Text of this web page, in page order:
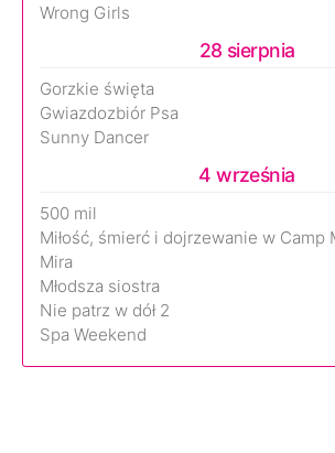
Wrong Girls
28 sierpnia
Gorzkie święta
Gwiazdozbiór Psa
Sunny Dancer
4 września
500 mil
Miłość, śmierć i dojrzewanie w Camp
Mira
Młodsza siostra
Nie patrz w dół 2
Spa Weekend